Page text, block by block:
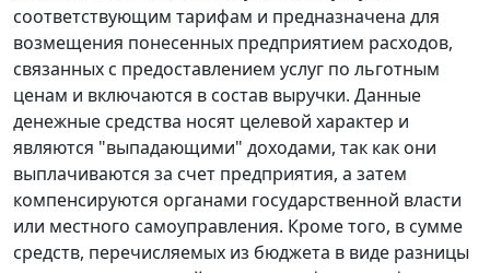
соответствующим тарифам и предназначена для
возмещения понесенных предприятием расходов,
связанных с предоставлением услуг по льготным
ценам и включаются в состав выручки. Данные
денежные средства носят целевой характер и
являются "выпадающими" доходами, так как они
выплачиваются за счет предприятия, а затем
компенсируются органами государственной власти
или местного самоуправления. Кроме того, в сумме
средств, перечисляемых из бюджета в виде разницы